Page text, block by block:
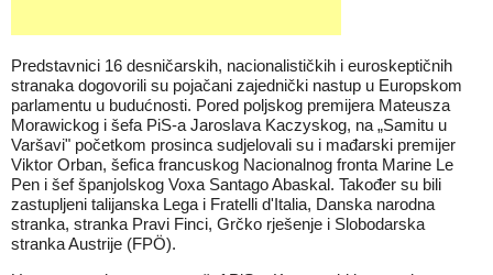
Predstavnici 16 desničarskih, nacionalističkih i euroskeptičnih
stranaka dogovorili su pojačani zajednički nastup u Europskom
parlamentu u budućnosti. Pored poljskog premijera Mateusza
Morawickog i šefa PiS-a Jaroslava Kaczyskog, na „Samitu u
Varšavi" početkom prosinca sudjelovali su i mađarski premijer
Viktor Orban, šefica francuskog Nacionalnog fronta Marine Le
Pen i šef španjolskog Voxa Santago Abaskal. Također su bili
zastupljeni talijanska Lega i Fratelli d'Italia, Danska narodna
stranka, stranka Pravi Finci, Grčko rješenje i Slobodarska
stranka Austrije (FPÖ).